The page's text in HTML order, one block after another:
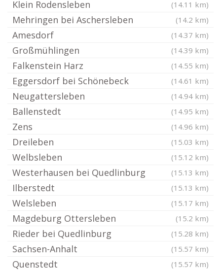
Klein Rodensleben (14.11 km)
Mehringen bei Aschersleben (14.2 km)
Amesdorf (14.37 km)
Großmühlingen (14.39 km)
Falkenstein Harz (14.55 km)
Eggersdorf bei Schönebeck (14.61 km)
Neugattersleben (14.94 km)
Ballenstedt (14.95 km)
Zens (14.96 km)
Dreileben (15.03 km)
Welbsleben (15.12 km)
Westerhausen bei Quedlinburg (15.13 km)
Ilberstedt (15.13 km)
Welsleben (15.17 km)
Magdeburg Ottersleben (15.2 km)
Rieder bei Quedlinburg (15.28 km)
Sachsen-Anhalt (15.57 km)
Quenstedt (15.57 km)